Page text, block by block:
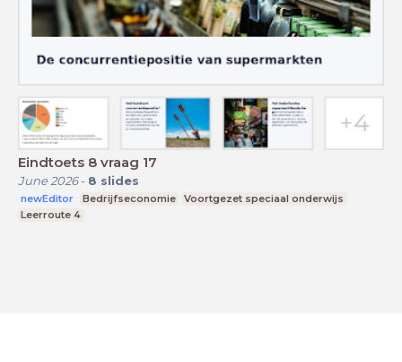
Eindtoets 8 vraag 17
June 2026- 8 slides
newEditor Bedrijfseconomie
Voortgezet speciaal onderwijs
Leerroute 4